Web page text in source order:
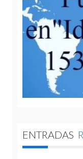
ENTRADAS